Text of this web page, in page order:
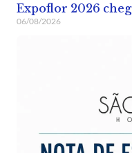
Expoflor 2026
06/08/2026